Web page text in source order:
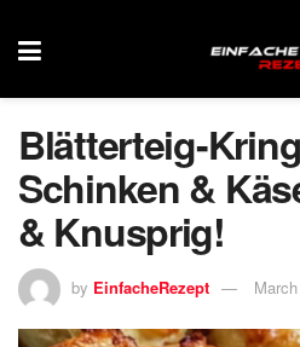
Blätterteig-
Schinken &
& Knusprig!
by EinfacheRezept